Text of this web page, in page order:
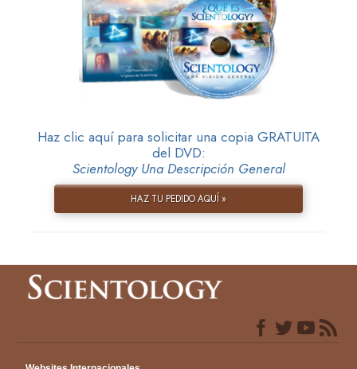
Haz clic aquí para solicitar una copia GRATUITA
del DVD:
Scientology Una Descripción General
HAZ TU PEDIDO AQUÍ »